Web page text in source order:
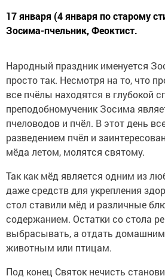
17 января (4 января по старому
Зосима-пчельник, Феоктист.
Народный праздник именуется
просто так. Несмотря на то, что
все пчёлы находятся в глубокой
преподобномученик Зосима
пчеловодов и пчёл. В этот день
разведением пчёл и
мёда летом, молятся святому.
Так как мёд является одним из
даже средств для укрепления
стол ставили мёд и различные
содержанием. Остатки со стола
выбрасывать, а отдать
животным или птицам.
Под конец Святок нечисть